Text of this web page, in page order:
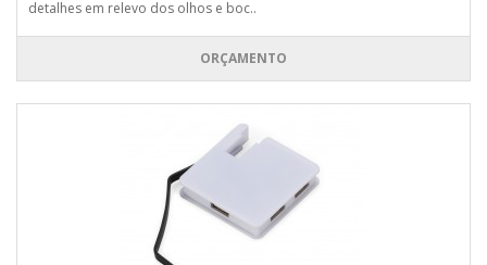
detalhes em relevo dos olhos e boc..
ORÇAMENTO